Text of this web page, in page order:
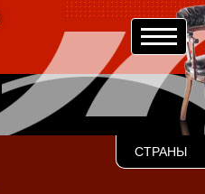
СТРАНЫ